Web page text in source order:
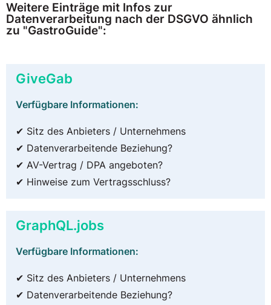
Weitere Einträge mit Infos zur
Datenverarbeitung nach der DSGVO ähnlich
zu "GastroGuide":
GiveGab
Verfügbare Informationen:
✔ Sitz des Anbieters / Unternehmens
✔ Datenverarbeitende Beziehung?
✔ AV-Vertrag / DPA angeboten?
✔ Hinweise zum Vertragsschluss?
GraphQL.jobs
Verfügbare Informationen:
✔ Sitz des Anbieters / Unternehmens
✔ Datenverarbeitende Beziehung?